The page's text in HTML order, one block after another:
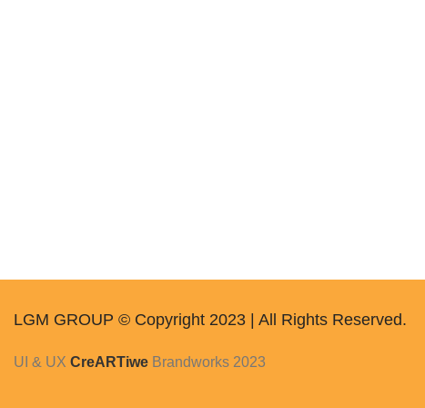
LGM GROUP © Copyright 2023 | All Rights Reserved.
UI & UX CreARTiwe Brandworks 2023